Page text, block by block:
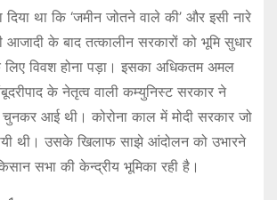
दिया था कि ‘जमीन जोतने वाले की’ और इसी नारे
के बाद तत्कालीन सरकारों को भूमि सुधार
विवश होना पड़ा। इसका अधिकतम अमल
के नेतृत्व वाली कम्युनिस्ट सरकार ने
आई थी। कोरोना काल में मोदी सरकार जो
थी। उसके खिलाफ साझे आंदोलन को उभारने
सभा की केन्द्रीय भूमिका रही है।